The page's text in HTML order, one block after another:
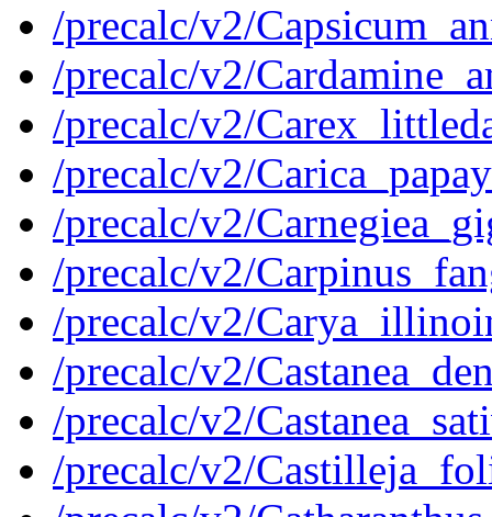
/precalc/v2/
/precalc/v2/
/precalc/v2/
/precalc/v2/
/precalc/v2/
/precalc/v2/
/precalc/v2/
/precalc/v2/
/precalc/v2/
/precalc/v2/